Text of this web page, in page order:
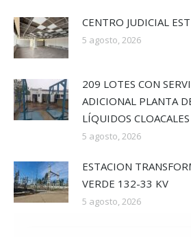
CENTRO JUDICIAL
5 agosto, 2026
209 LOTES CON
ADICIONAL PLANTA
LÍQUIDOS
5 agosto, 2026
ESTACION
VERDE 132-33 KV
5 agosto, 2026